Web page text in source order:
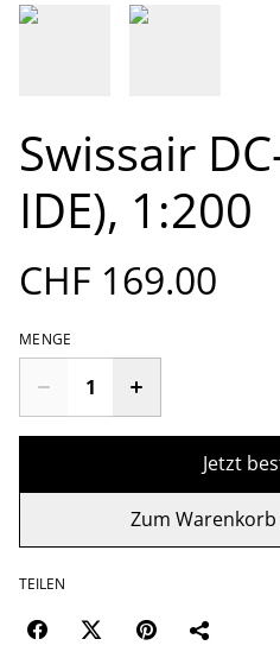
Swissair
IDE), 1:200
CHF 169.00
MENGE
Jetzt
Zum
TEILEN